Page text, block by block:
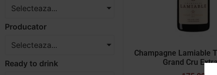
Selecteaza...
Producator
Selecteaza...
Ready to drink
Champagne Lamiable
Grand Cru